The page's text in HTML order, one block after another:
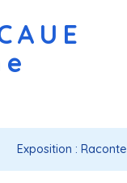
Exposition :